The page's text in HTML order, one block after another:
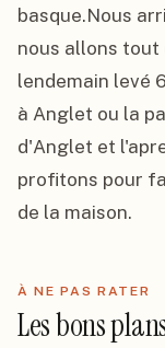
basque.Nous
nous allons tout
lendemain levé
à Anglet ou la
d'Anglet et
profitons pour
de la maison.
À NE PAS RATER
Les bons